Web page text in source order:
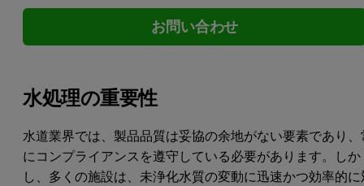
お問い合わせ
水処理の重要性
水道業界では、製品品質は妥協の余地がない要素であり、
にコンプライアンスを遵守している必要があります。しか
し、多くの施設は、未浄化水質の変動に迅速かつ効率的に